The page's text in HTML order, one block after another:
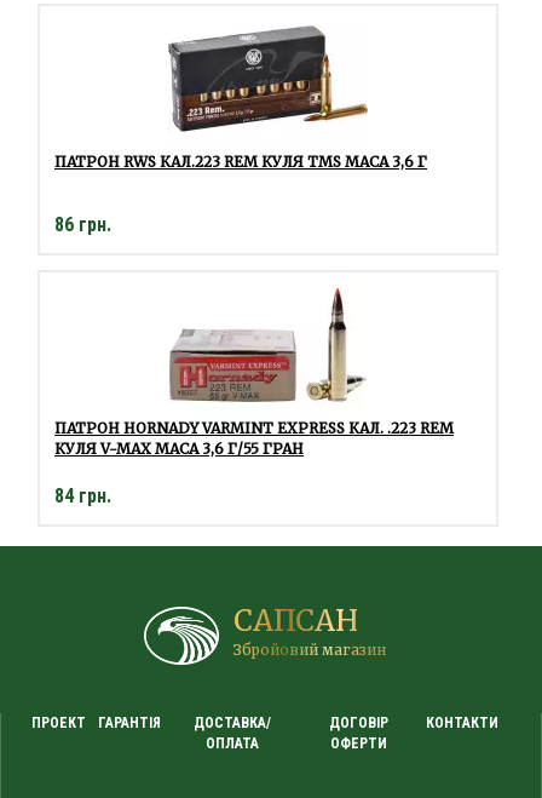
ПАТРОН RWS КАЛ.223 REM КУЛЯ TMS МАСА 3,6 Г
86 грн.
ПАТРОН HORNADY VARMINT EXPRESS КАЛ. .223 REM
КУЛЯ V-MAX МАСА 3,6 Г/55 ГРАН
84 грн.
САПСАН
Збройовий магазин
ПРОЕКТ ГАРАНТІЯ
ДОСТАВКА/
ОПЛАТА
ДОГОВІР
ОФЕРТИ
КОНТАКТИ